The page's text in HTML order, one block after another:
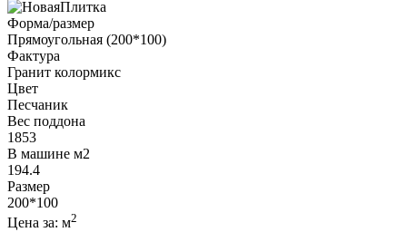
Форма/размер
Прямоугольная (200*100)
Фактура
Гранит колормикс
Цвет
Песчаник
Вес поддона
1853
В машине м2
194.4
Размер
200*100
Цена за: м2